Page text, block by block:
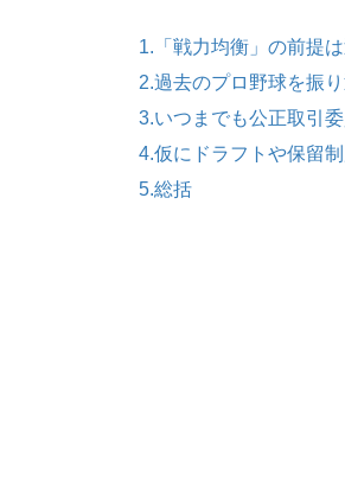
1.「戦力均衡」の前提
2.過去のプロ野球を振
3.いつまでも公正取引
4.仮にドラフトや保留
5.総括